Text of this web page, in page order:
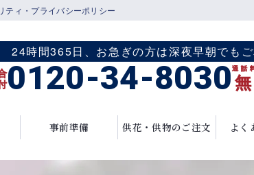
ティ・プライバシーポリシー
24時間365日、お急ぎの方は深夜早朝でも
0120-34-8030通話
無
事前準備 供花・供物のご注文 よく